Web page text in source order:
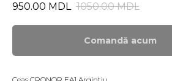
950.00 MDL 1050.00 MDL
Comandă acum